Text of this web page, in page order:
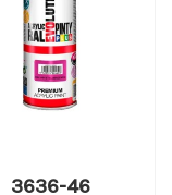
3636-46